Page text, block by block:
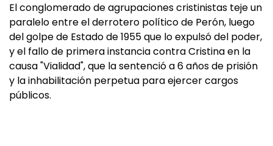
El conglomerado de agrupaciones cristinistas teje un
paralelo entre el derrotero político de Perón, luego
del golpe de Estado de 1955 que lo expulsó del poder,
y el fallo de primera instancia contra Cristina en la
causa "Vialidad", que la sentenció a 6 años de prisión
y la inhabilitación perpetua para ejercer cargos
públicos.